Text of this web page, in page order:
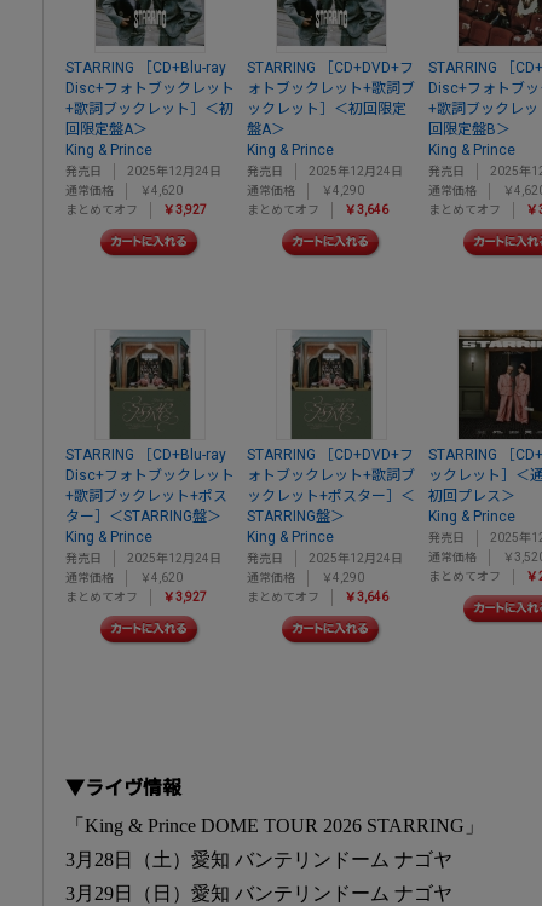
STARRING ［CD+Blu-ray
Disc+フォトブックレット
+歌詞ブックレット］＜初
回限定盤A＞
King & Prince
発売日
2025年12月24日
通常価格
￥4,620
まとめてオフ
￥3,927
STARRING ［CD+DVD+フ
ォトブックレット+歌詞ブ
ックレット］＜初回限定
盤A＞
King & Prince
発売日
2025年12月24日
通常価格
￥4,290
まとめてオフ
￥3,646
STARRING ［
Disc+フォトブ
+歌詞ブックレ
回限定盤B＞
King & Prince
発売日
2025年
通常価格
￥
まとめてオフ
￥
STARRING ［CD+Blu-ray
Disc+フォトブックレット
+歌詞ブックレット+ポス
ター］＜STARRING盤＞
King & Prince
発売日
2025年12月24日
通常価格
￥4,620
まとめてオフ
￥3,927
STARRING ［CD+DVD+フ
ォトブックレット+歌詞ブ
ックレット+ポスター］＜
STARRING盤＞
King & Prince
発売日
2025年12月24日
通常価格
￥4,290
まとめてオフ
￥3,646
STARRING ［
ックレット］＜
初回プレス＞
King & Prince
発売日
2025年
通常価格
￥
まとめてオフ
▼ライヴ情報
「King & Prince DOME TOUR 2026 STARRING」
3月28日（土）愛知 バンテリンドーム ナゴヤ
3月29日（日）愛知 バンテリンドーム ナゴヤ